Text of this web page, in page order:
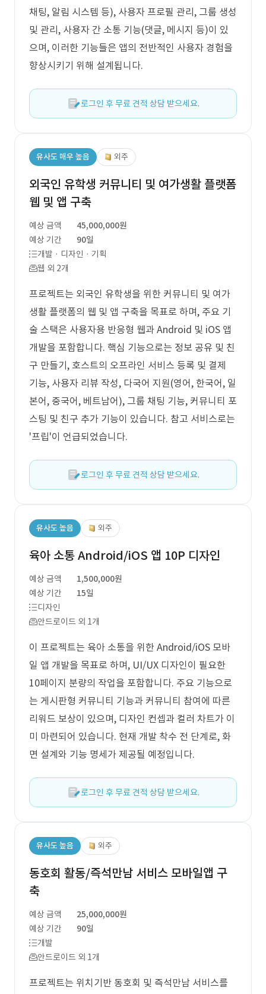
채팅, 알림 시스템 등), 사용자 프로필 관리, 그룹 생성
및 관리, 사용자 간 소통 기능(댓글, 메시지 등)이 있
으며, 이러한 기능들은 앱의 전반적인 사용자 경험을
향상시키기 위해 설계됩니다.
로그인 후 무료 견적 상담 받으세요.
유사도 매우 높음 외주
외국인 유학생 커뮤니티 및 여가생활 플랫폼
웹 및 앱 구축
예상 금액
45,000,000원
예상 기간
90일
개발 · 디자인 · 기획
웹 외 2개
프로젝트는 외국인 유학생을 위한 커뮤니티 및 여가
생활 플랫폼의 웹 및 앱 구축을 목표로 하며, 주요 기
술 스택은 사용자용 반응형 웹과 Android 및 iOS 앱
개발을 포함합니다. 핵심 기능으로는 정보 공유 및 친
구 만들기, 호스트의 오프라인 서비스 등록 및 결제
기능, 사용자 리뷰 작성, 다국어 지원(영어, 한국어, 일
본어, 중국어, 베트남어), 그룹 채팅 기능, 커뮤니티 포
스팅 및 친구 추가 기능이 있습니다. 참고 서비스로는
'프립'이 언급되었습니다.
로그인 후 무료 견적 상담 받으세요.
유사도 높음 외주
육아 소통 Android/iOS 앱 10P 디자인
예상 금액
1,500,000원
예상 기간
15일
디자인
안드로이드 외 1개
이 프로젝트는 육아 소통을 위한 Android/iOS 모바
일 앱 개발을 목표로 하며, UI/UX 디자인이 필요한
10페이지 분량의 작업을 포함합니다. 주요 기능으로
는 게시판형 커뮤니티 기능과 커뮤니티 참여에 따른
리워드 보상이 있으며, 디자인 컨셉과 컬러 차트가 이
미 마련되어 있습니다. 현재 개발 착수 전 단계로, 화
면 설계와 기능 명세가 제공될 예정입니다.
로그인 후 무료 견적 상담 받으세요.
유사도 높음 외주
동호회 활동/즉석만남 서비스 모바일앱 구
축
예상 금액
25,000,000원
예상 기간
90일
개발
안드로이드 외 1개
프로젝트는 위치기반 동호회 및 즉석만남 서비스를